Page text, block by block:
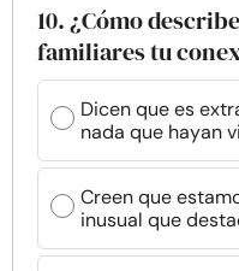
10. ¿Cómo
familiares tu
Dicen que es
nada que hayan
Creen que
inusual que